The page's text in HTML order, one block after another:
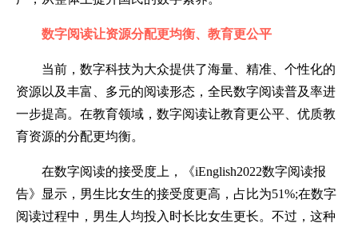
数字阅读让资源分配更均衡、教育更公平
当前，数字科技为大众提供了海量、精准、个性化的
资源以及丰富、多元的阅读形态，全民数字阅读普及率进
一步提高。在教育领域，数字阅读让教育更公平、优质教
育资源的分配更均衡。
在数字阅读的接受度上，《iEnglish2022数字阅读报
告》显示，男生比女生的接受度更高，占比为51%;在数字
阅读过程中，男生人均投入时长比女生更长。不过，这种